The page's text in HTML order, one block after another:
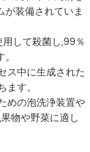
装備されていま
して殺菌し,99％
ス中に生成された
す。
めの泡洗浄装置や
物や野菜に適し